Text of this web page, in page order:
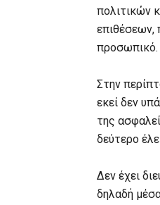
πολιτικών
επιθέσεων,
προσωπικό.
Στην
εκεί δεν
της
δεύτερο
Δεν έχει
δηλαδή